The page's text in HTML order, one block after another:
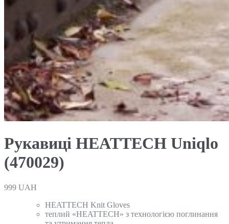
Рукавиці HEATTECH Uniqlo
(470029)
999 UAH
HEATTECH Knit Gloves
теплий «HEATTECH» з технологією поглинання